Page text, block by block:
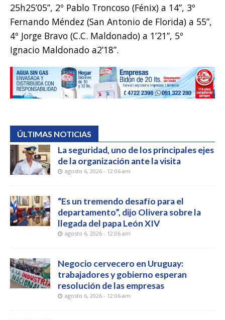
25h25’05”, 2º Pablo Troncoso (Fénix) a 14”, 3º
Fernando Méndez (San Antonio de Florida) a 55”,
4º Jorge Bravo (C.C. Maldonado) a 1’21”, 5º
Ignacio Maldonado a2’18”.
ÚLTIMAS NOTICIAS
La seguridad, uno de los principales ejes
de la organización ante la visita
agosto 6, 2026 - 12:06 am
“Es un tremendo desafío para el
departamento”, dijo Olivera sobre la
llegada del papa León XIV
agosto 6, 2026 - 12:06 am
Negocio cervecero en Uruguay:
trabajadores y gobierno esperan
resolución de las empresas
agosto 6, 2026 - 12:06 am